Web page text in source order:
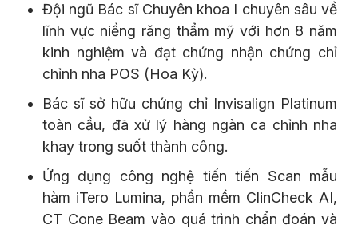
Đội ngũ Bác sĩ Chuyên khoa I chuyên sâu về
lĩnh vực niềng răng thẩm mỹ với hơn 8 năm
kinh nghiệm và đạt chứng nhận chứng chỉ
chỉnh nha POS (Hoa Kỳ).
Bác sĩ sở hữu chứng chỉ Invisalign Platinum
toàn cầu, đã xử lý hàng ngàn ca chỉnh nha
khay trong suốt thành công.
Ứng dụng công nghệ tiến tiến Scan mẫu
hàm iTero Lumina, phần mềm ClinCheck AI,
CT Cone Beam vào quá trình chẩn đoán và